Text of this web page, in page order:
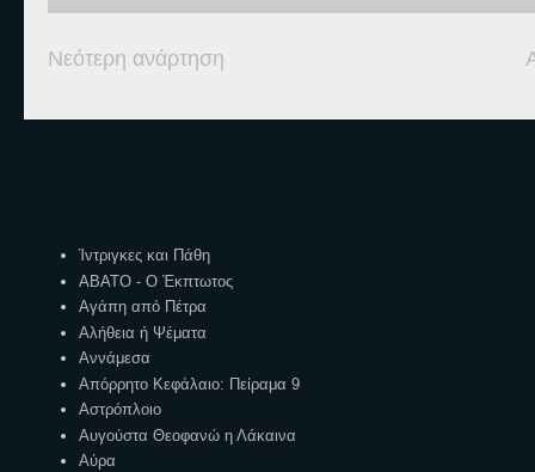
Νεότερη ανάρτηση
Ίντριγκες και Πάθη
ΑΒΑΤΟ - Ο Έκπτωτος
Αγάπη από Πέτρα
Αλήθεια ή Ψέματα
Αννάμεσα
Απόρρητο Κεφάλαιο: Πείραμα 9
Αστρόπλοιο
Αυγούστα Θεοφανώ η Λάκαινα
Αύρα